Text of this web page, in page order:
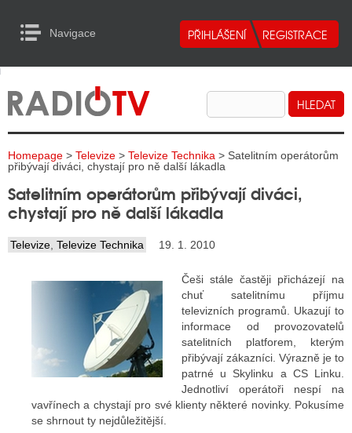
Navigace
RADIA
TELEVIZE
INTERNET
TISK
RADIA
TELEVIZE
to Content
Homepage > Televize > Televize Technika > Satelitním operátorům
přibývají diváci, chystají pro ně další lákadla
Satelitním operátorům přibývají diváci,
chystají pro ně další lákadla
Televize Televize Technika 19. 1. 2010
Češi stále častěji přicházejí na
chuť satelitnímu příjmu
televizních programů. Ukazují to
informace od provozovatelů
satelitních platforem, kterým
přibývají zákazníci. Výrazně je to
patrné u Skylinku a CS Linku.
Jednotliví operátoři nespí na
vavřínech a chystají pro své klienty některé novinky. Pokusíme
se shrnout ty nejdůležitější.